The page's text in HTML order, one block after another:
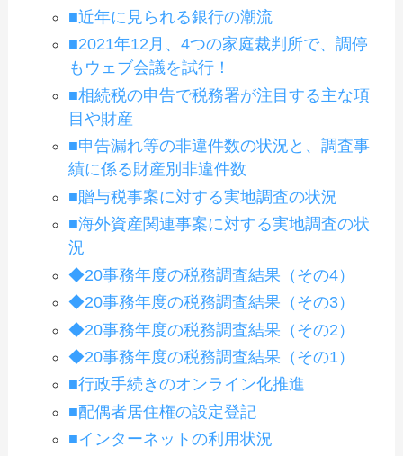
■近年に見られる銀行の潮流
■2021年12月、4つの家庭裁判所で、調停
もウェブ会議を試行！
■相続税の申告で税務署が注目する主な項
目や財産
■申告漏れ等の非違件数の状況と、調査事
績に係る財産別非違件数
■贈与税事案に対する実地調査の状況
■海外資産関連事案に対する実地調査の状
況
◆20事務年度の税務調査結果（その4）
◆20事務年度の税務調査結果（その3）
◆20事務年度の税務調査結果（その2）
◆20事務年度の税務調査結果（その1）
■行政手続きのオンライン化推進
■配偶者居住権の設定登記
■インターネットの利用状況